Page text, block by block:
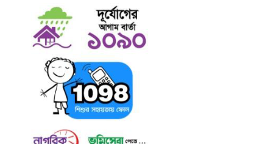
printer took a galley of type and
scrambled it to make a type specimen
book. Lorem Ipsum dummy texts was
available for many years on adhesive
sheets in different sizes and typefaces
from a company called Letraset. When
computers came along, Aldus included
lorem ipsum in its PageMaker publishing
software, and you now see it wherever
designers, content designers, art
directors, user interface developers and